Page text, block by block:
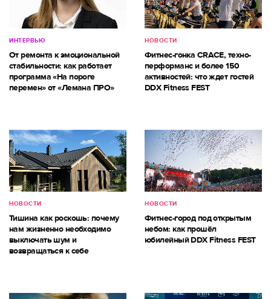
ИНТЕРВЬЮ
От ремонта к эмоциональной
стабильности: как работает
программа «На пороге
перемен» от «Лемана ПРО»
НОВОСТИ
Фитнес-гонка CRACE, техно-
перформанс и более 150
активностей: что ждет гостей
DDX Fitness FEST
НОВОСТИ
Тишина как роскошь: почему
нам жизненно необходимо
выключать шум и
возвращаться к себе
НОВОСТИ
Фитнес-город под открытым
небом: как прошёл
юбилейный DDX Fitness FEST